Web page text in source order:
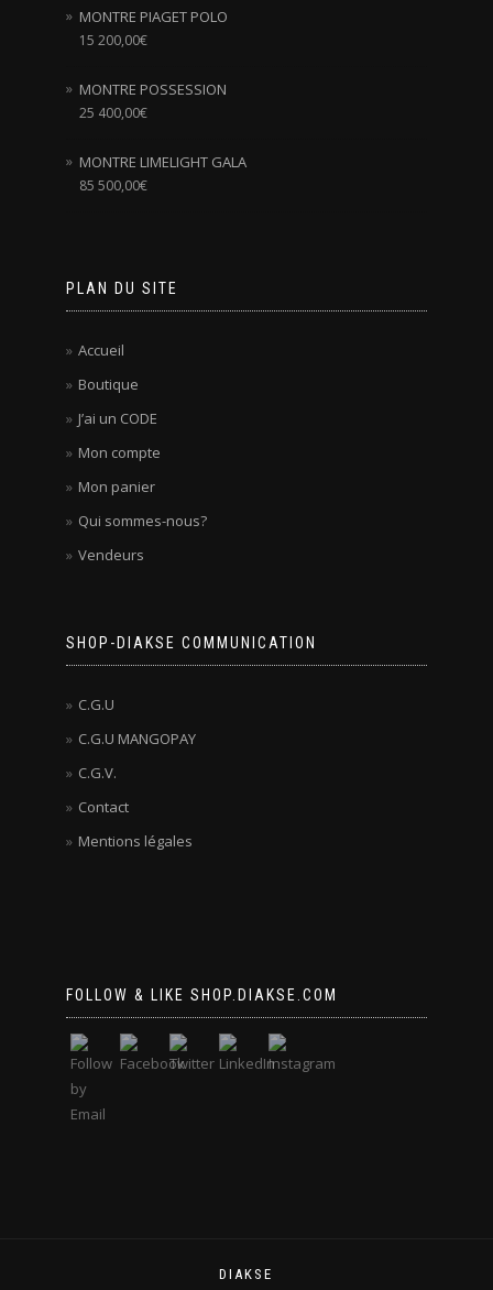
MONTRE PIAGET POLO
15 200,00€
MONTRE POSSESSION
25 400,00€
MONTRE LIMELIGHT GALA
85 500,00€
PLAN DU SITE
Accueil
Boutique
J’ai un CODE
Mon compte
Mon panier
Qui sommes-nous?
Vendeurs
SHOP-DIAKSE COMMUNICATION
C.G.U
C.G.U MANGOPAY
C.G.V.
Contact
Mentions légales
FOLLOW & LIKE SHOP.DIAKSE.COM
DIAKSE